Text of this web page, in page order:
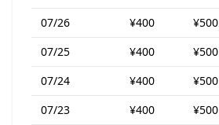
07/26
¥400 ¥500
07/25
¥400 ¥500
07/24
¥400 ¥500
07/23
¥400 ¥500